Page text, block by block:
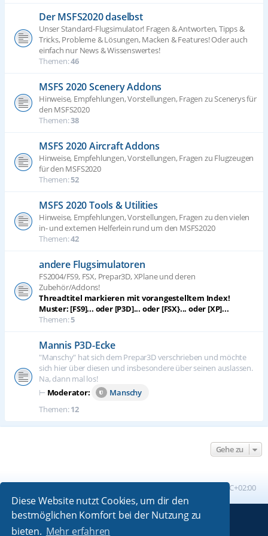
Diese Website nutzt Cookies, um dir den
bestmöglichen Komfort bei der Nutzung zu
bieten. Mehr erfahren
Der MSFS2020 daselbst
Unser Standard-Flugsimulator! Fragen & Antworten, Tipps &
Tricks, Probleme & Lösungen, Macken & Features! Oder auch
einfach nur News & Wissenswertes!
Themen:46
MSFS 2020 Scenery Addons
Hinweise, Empfehlungen, Vorstellungen, Fragen zu Scenerys für
den MSFS2020
Themen:38
MSFS 2020 Aircraft Addons
Hinweise, Empfehlungen, Vorstellungen, Fragen zu Flugzeugen
für den MSFS2020
Themen:52
MSFS 2020 Tools & Utilities
Hinweise, Empfehlungen, Vorstellungen, Fragen zu den vielen
in- und externen Helferlein rund um den MSFS2020
Themen:42
andere Flugsimulatoren
FS2004/FS9, FSX, Prepar3D, XPlane und deren
Zubehör/Addons!
Threadtitel markieren mit vorangestelltem Index!
Muster: [FS9]... oder [P3D]... oder [FSX}... oder [XP]...
Themen:5
Mannis P3D-Ecke
"Manschy" hat sich dem Prepar3D verschrieben und möchte
sich hier über diesen und insbesondere über seinen auslassen.
Na, dann mal los!
⊢ Moderator:
Manschy
Themen:12
Gehe zu
UTC+02:00
Powered byphpBB